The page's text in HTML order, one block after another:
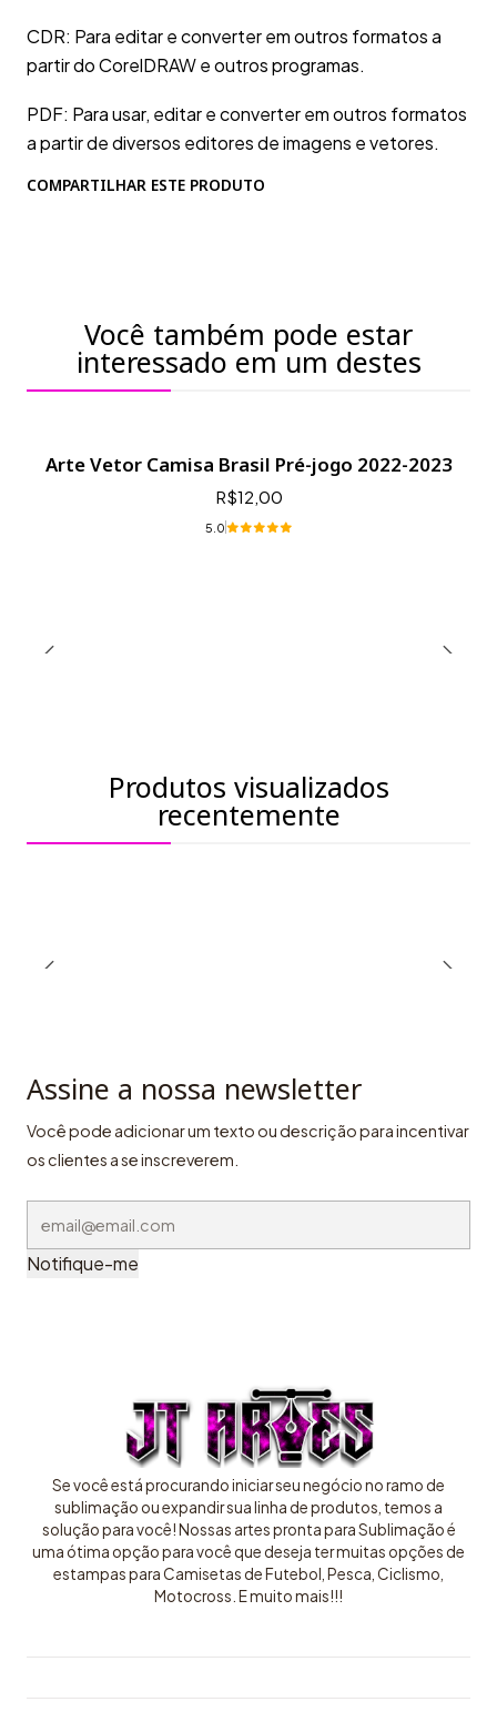
CDR: Para editar e converter em outros formatos a
partir do CorelDRAW e outros programas.
PDF: Para usar, editar e converter em outros formatos
a partir de diversos editores de imagens e vetores.
COMPARTILHAR ESTE PRODUTO
Você também pode estar
interessado em um destes
Arte Vetor Camisa Brasil Pré-jogo 2022-2023
R$12,00
5.0
Produtos visualizados
recentemente
Assine a nossa newsletter
Você pode adicionar um texto ou descrição para incentivar
os clientes a se inscreverem.
Notifique-me
Se você está procurando iniciar seu negócio no ramo de
sublimação ou expandir sua linha de produtos, temos a
solução para você! Nossas artes pronta para Sublimação é
uma ótima opção para você que deseja ter muitas opções de
estampas para Camisetas de Futebol, Pesca, Ciclismo,
Motocross. E muito mais!!!